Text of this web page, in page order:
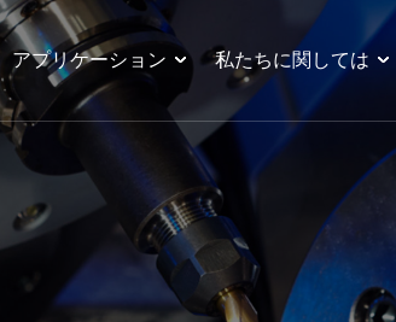
アプリケーション 私たちに関しては